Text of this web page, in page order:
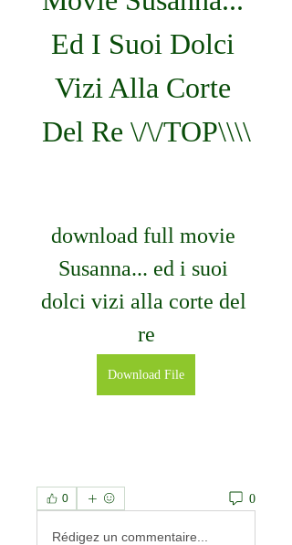
Ed I Suoi Dolci
Vizi Alla Corte
Del Re \/\/TOP\\\\
download full movie
Susanna... ed i suoi
dolci vizi alla corte del
re
Download File
0 0
Rédigez un commentaire...